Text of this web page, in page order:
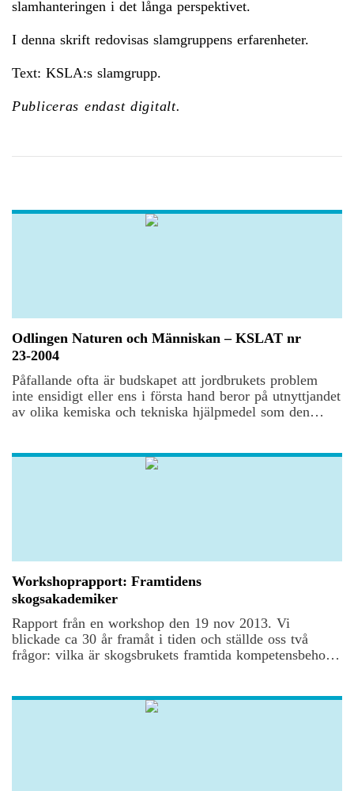
slamhanteringen i det långa perspektivet.
I denna skrift redovisas slamgruppens erfarenheter.
Text: KSLA:s slamgrupp.
Publiceras endast digitalt.
Odlingen Naturen och Människan – KSLAT nr
23-2004
Påfallande ofta är budskapet att jordbrukets problem
inte ensidigt eller ens i första hand beror på utnyttjandet
av olika kemiska och tekniska hjälpmedel som den
ursprungliga motsättningen mellan människa och natur.
Workshoprapport: Framtidens
skogsakademiker
Rapport från en workshop den 19 nov 2013. Vi
blickade ca 30 år framåt i tiden och ställde oss två
frågor: vilka är skogsbrukets framtida kompetensbehov?